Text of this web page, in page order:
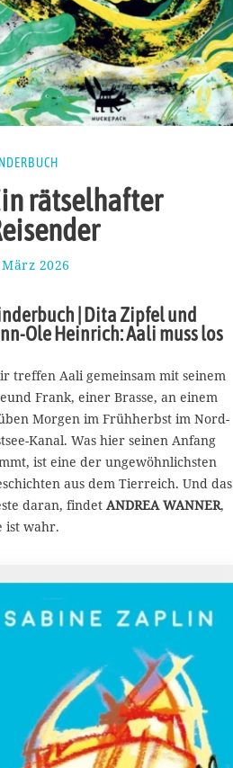
rätselhafter
2026
M
ä
z
2
0
2
6
| Dita Zipfel und
Ole Heinrich: Aali muss los
treffen Aali gemeinsam mit seinem
Frank, einer Brasse, an einem
Morgen im Frühherbst im Nord-
Kanal. Was hier seinen Anfang
ist eine der ungewöhnlichsten
aus dem Tierreich. Und das
daran, findet ANDREA WANNER,
ist wahr.